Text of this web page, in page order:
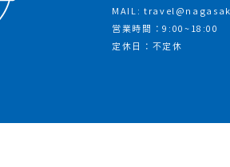
MAIL:
営業時間：9:00~18:00
定休日：不定休